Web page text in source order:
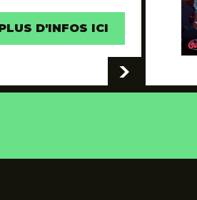
D'INFOS ICI
-